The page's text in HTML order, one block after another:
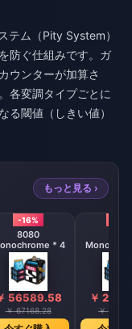
テム（Pity System）
防ぐ仕組みです。ガ
ウンターが加算さ
各変調タイプごとに
る閾値（しきい値）
もっと見る ›
-16%
8080
* 4
56589.58
￥ 67168.28
￥
￥